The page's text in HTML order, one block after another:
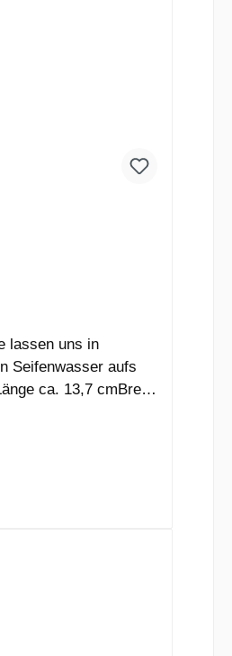
lassen uns in
Seifenwasser aufs
ca. 13,7 cmBreite